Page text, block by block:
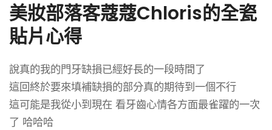
美妝部落客蔻蔻Chloris的全瓷
貼片心得
說真的我的門牙缺損已經好長的一段時間了
這回終於要來填補缺損的部分真的期待到一個不行
這可能是我從小到現在 看牙齒心情各方面最雀躍的一次
了 哈哈哈